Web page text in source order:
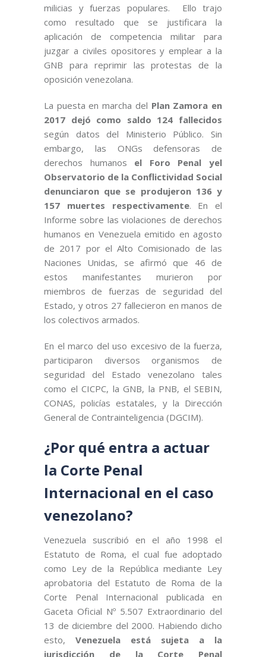
milicias y fuerzas populares. Ello trajo
como resultado que se justificara la
aplicación de competencia militar para
juzgar a civiles opositores y emplear a la
GNB para reprimir las protestas de la
oposición venezolana.
La puesta en marcha del Plan Zamora en
2017 dejó como saldo 124 fallecidos
según datos del Ministerio Público. Sin
embargo, las ONGs defensoras de
derechos humanos el Foro Penal yel
Observatorio de la Conflictividad Social
denunciaron que se produjeron 136 y
157 muertes respectivamente. En el
Informe sobre las violaciones de derechos
humanos en Venezuela emitido en agosto
de 2017 por el Alto Comisionado de las
Naciones Unidas, se afirmó que 46 de
estos manifestantes murieron por
miembros de fuerzas de seguridad del
Estado, y otros 27 fallecieron en manos de
los colectivos armados.
En el marco del uso excesivo de la fuerza,
participaron diversos organismos de
seguridad del Estado venezolano tales
como el CICPC, la GNB, la PNB, el SEBIN,
CONAS, policías estatales, y la Dirección
General de Contrainteligencia (DGCIM).
¿Por qué entra a actuar
la Corte Penal
Internacional en el caso
venezolano?
Venezuela suscribió en el año 1998 el
Estatuto de Roma, el cual fue adoptado
como Ley de la República mediante Ley
aprobatoria del Estatuto de Roma de la
Corte Penal Internacional publicada en
Gaceta Oficial Nº 5.507 Extraordinario del
13 de diciembre del 2000. Habiendo dicho
esto, Venezuela está sujeta a la
jurisdicción de la Corte Penal